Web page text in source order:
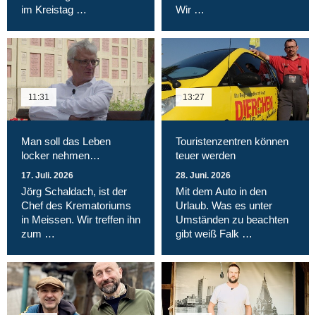
im Kreistag …
Wir …
11:31
Man soll das Leben
locker nehmen…
17. Juli. 2026
Jörg Schaldach, ist der
Chef des Krematoriums
in Meissen. Wir treffen ihn
zum …
13:27
Touristenzentren können
teuer werden
28. Juni. 2026
Mit dem Auto in den
Urlaub. Was es unter
Umständen zu beachten
gibt weiß Falk …